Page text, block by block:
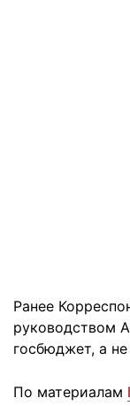
Ранее
руководством
госбюджет, а
По материалам